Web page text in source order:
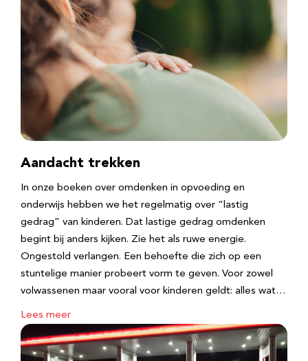
Aandacht trekken
In onze boeken over omdenken in opvoeding en
onderwijs hebben we het regelmatig over “lastig
gedrag” van kinderen. Dat lastige gedrag omdenken
begint bij anders kijken. Zie het als ruwe energie.
Ongestold verlangen. Een behoefte die zich op een
stuntelige manier probeert vorm te geven. Voor zowel
volwassenen maar vooral voor kinderen geldt: alles wat…
Lees meer